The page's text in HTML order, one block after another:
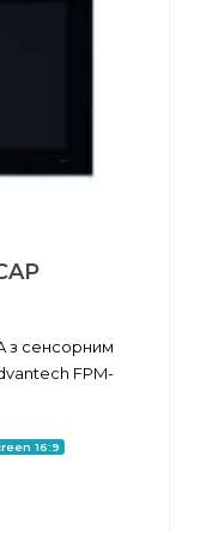
з сенсорним
FPM-
16:9